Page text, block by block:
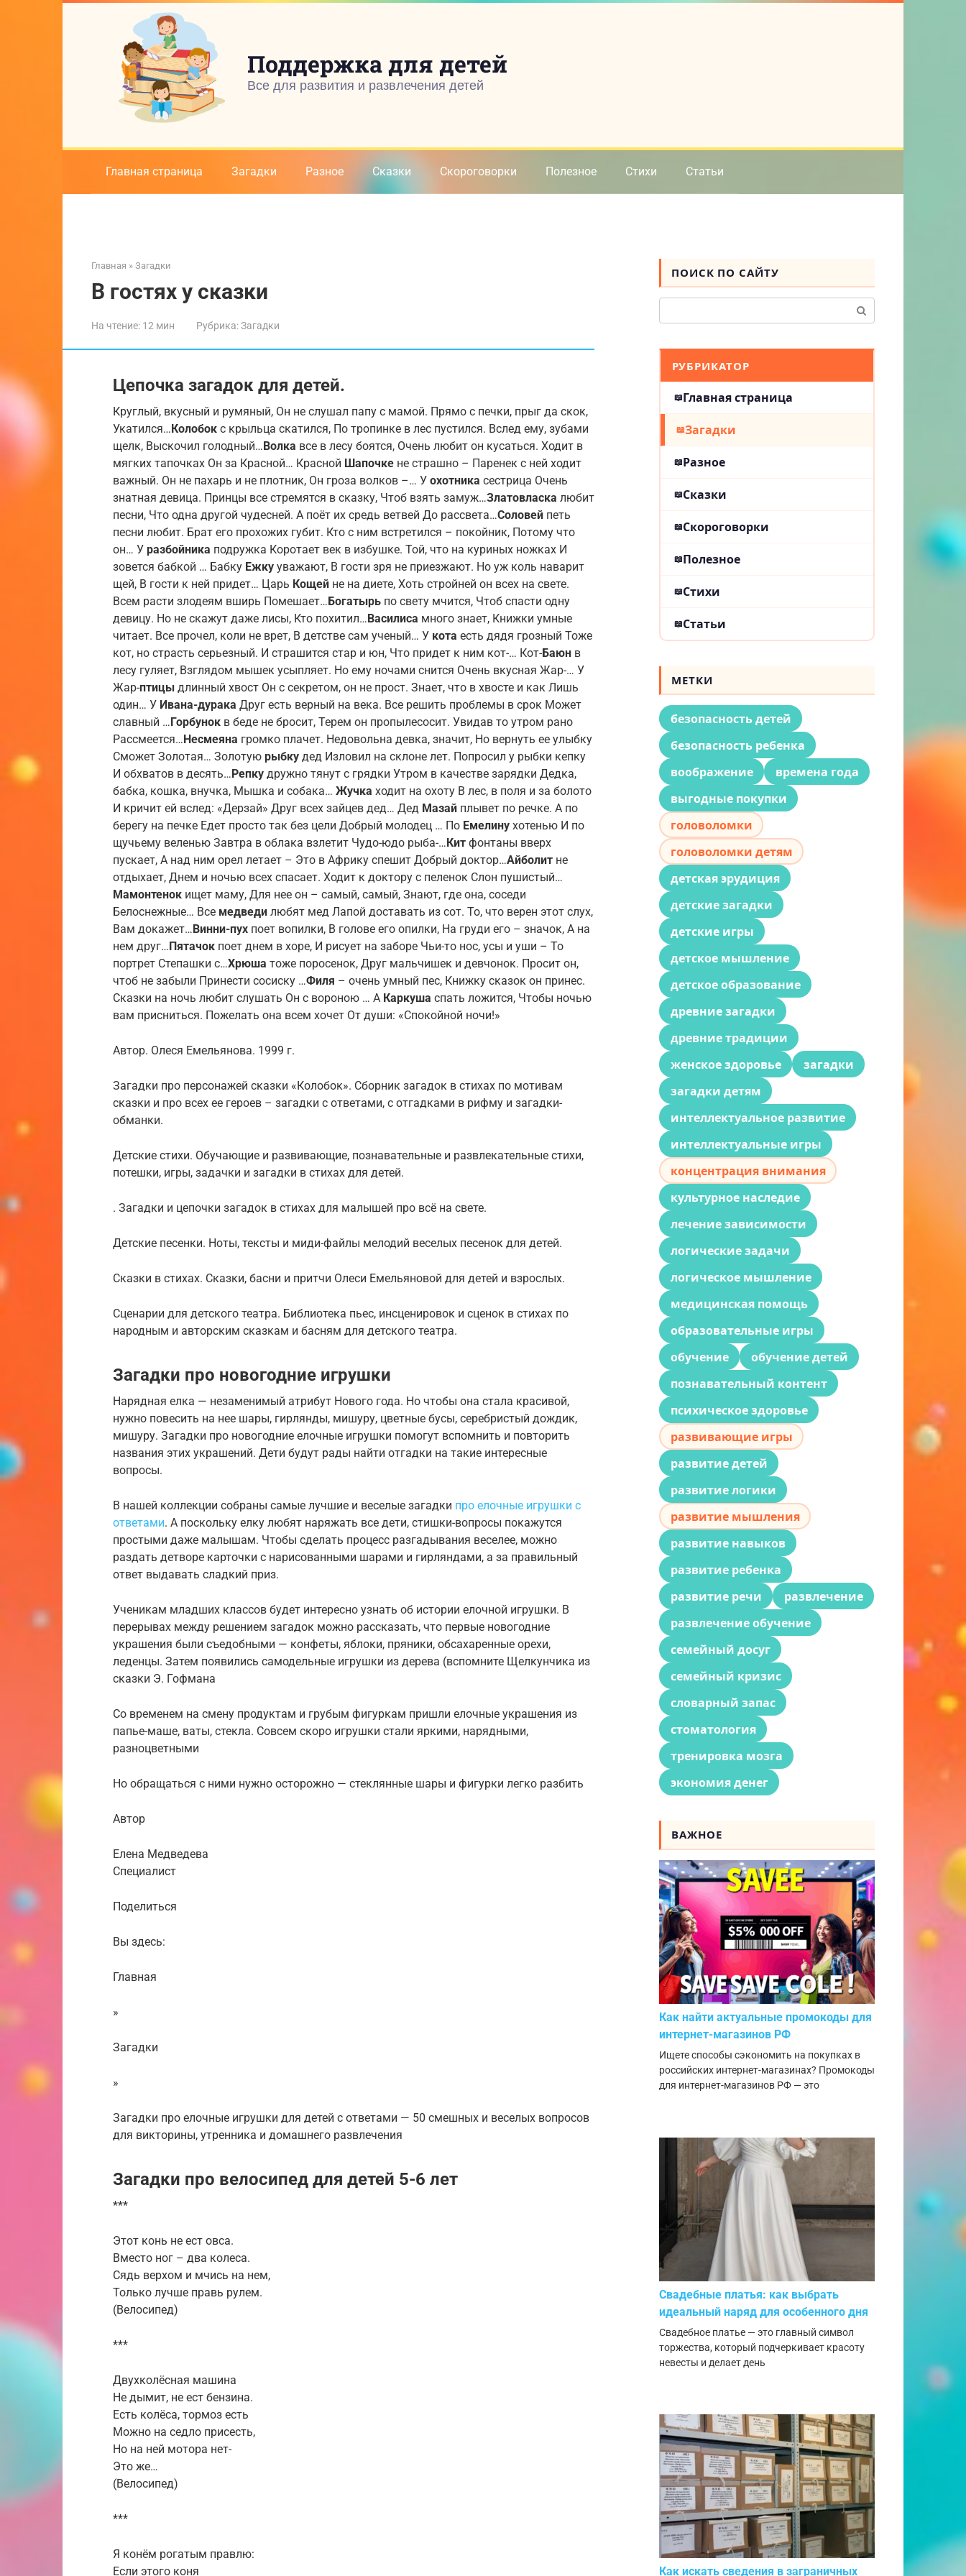
Поддержка для детей
Все для развития и развлечения детей
Главная страница Загадки Разное Сказки Скороговорки Полезное Стихи Статьи
Главная » Загадки
В гостях у сказки
На чтение: 12 мин Рубрика:Загадки
Цепочка загадок для детей.
Круглый, вкусный и румяный, Он не слушал папу с мамой. Прямо с печки, прыг да скок,
Укатился…Колобок с крыльца скатился, По тропинке в лес пустился. Вслед ему, зубами
щелк, Выскочил голодный…Волка все в лесу боятся, Очень любит он кусаться. Ходит в
мягких тапочках Он за Красной… Красной Шапочке не страшно – Паренек с ней ходит
важный. Он не пахарь и не плотник, Он гроза волков –… У охотника сестрица Очень
знатная девица. Принцы все стремятся в сказку, Чтоб взять замуж…Златовласка любит
песни, Что одна другой чудесней. А поёт их средь ветвей До рассвета…Соловей петь
песни любит. Брат его прохожих губит. Кто с ним встретился – покойник, Потому что
он… У разбойника подружка Коротает век в избушке. Той, что на куриных ножках И
зовется бабкой … Бабку Ежку уважают, В гости зря не приезжают. Но уж коль наварит
щей, В гости к ней придет… Царь Кощей не на диете, Хоть стройней он всех на свете.
Всем расти злодеям вширь Помешает…Богатырь по свету мчится, Чтоб спасти одну
девицу. Но не скажут даже лисы, Кто похитил…Василиса много знает, Книжки умные
читает. Все прочел, коли не врет, В детстве сам ученый… У кота есть дядя грозный Тоже
кот, но страсть серьезный. И страшится стар и юн, Что придет к ним кот-… Кот-Баюн в
лесу гуляет, Взглядом мышек усыпляет. Но ему ночами снится Очень вкусная Жар-… У
Жар-птицы длинный хвост Он с секретом, он не прост. Знает, что в хвосте и как Лишь
один… У Ивана-дурака Друг есть верный на века. Все решить проблемы в срок Может
славный …Горбунок в беде не бросит, Терем он пропылесосит. Увидав то утром рано
Рассмеется…Несмеяна громко плачет. Недовольна девка, значит, Но вернуть ее улыбку
Сможет Золотая… Золотую рыбку дед Изловил на склоне лет. Попросил у рыбки кепку
И обхватов в десять…Репку дружно тянут с грядки Утром в качестве зарядки Дедка,
бабка, кошка, внучка, Мышка и собака… Жучка ходит на охоту В лес, в поля и за болото
И кричит ей вслед: «Дерзай» Друг всех зайцев дед… Дед Мазай плывет по речке. А по
берегу на печке Едет просто так без цели Добрый молодец … По Емелину хотенью И по
щучьему веленью Завтра в облака взлетит Чудо-юдо рыба-…Кит фонтаны вверх
пускает, А над ним орел летает – Это в Африку спешит Добрый доктор…Айболит не
отдыхает, Днем и ночью всех спасает. Ходит к доктору с пеленок Слон пушистый…
Мамонтенок ищет маму, Для нее он – самый, самый, Знают, где она, соседи
Белоснежные… Все медведи любят мед Лапой доставать из сот. То, что верен этот слух,
Вам докажет…Винни-пух поет вопилки, В голове его опилки, На груди его – значок, А на
нем друг…Пятачок поет днем в хоре, И рисует на заборе Чьи-то нос, усы и уши – То
портрет Степашки с…Хрюша тоже поросенок, Друг мальчишек и девчонок. Просит он,
чтоб не забыли Принести сосиску …Филя – очень умный пес, Книжку сказок он принес.
Сказки на ночь любит слушать Он с вороною … А Каркуша спать ложится, Чтобы ночью
вам присниться. Пожелать она всем хочет От души: «Спокойной ночи!»
Автор. Олеся Емельянова. 1999 г.
Загадки про персонажей сказки «Колобок». Сборник загадок в стихах по мотивам
сказки и про всех ее героев – загадки с ответами, с отгадками в рифму и загадки-
обманки.
Детские стихи. Обучающие и развивающие, познавательные и развлекательные стихи,
потешки, игры, задачки и загадки в стихах для детей.
. Загадки и цепочки загадок в стихах для малышей про всё на свете.
Детские песенки. Ноты, тексты и миди-файлы мелодий веселых песенок для детей.
Сказки в стихах. Сказки, басни и притчи Олеси Емельяновой для детей и взрослых.
Сценарии для детского театра. Библиотека пьес, инсценировок и сценок в стихах по
народным и авторским сказкам и басням для детского театра.
Загадки про новогодние игрушки
Нарядная елка — незаменимый атрибут Нового года. Но чтобы она стала красивой,
нужно повесить на нее шары, гирлянды, мишуру, цветные бусы, серебристый дождик,
мишуру. Загадки про новогодние елочные игрушки помогут вспомнить и повторить
названия этих украшений. Дети будут рады найти отгадки на такие интересные
вопросы.
В нашей коллекции собраны самые лучшие и веселые загадки про елочные игрушки с
ответами. А поскольку елку любят наряжать все дети, стишки-вопросы покажутся
простыми даже малышам. Чтобы сделать процесс разгадывания веселее, можно
раздать детворе карточки с нарисованными шарами и гирляндами, а за правильный
ответ выдавать сладкий приз.
Ученикам младших классов будет интересно узнать об истории елочной игрушки. В
перерывах между решением загадок можно рассказать, что первые новогодние
украшения были съедобными — конфеты, яблоки, пряники, обсахаренные орехи,
леденцы. Затем появились самодельные игрушки из дерева (вспомните Щелкунчика из
сказки Э. Гофмана
Со временем на смену продуктам и грубым фигуркам пришли елочные украшения из
папье-маше, ваты, стекла. Совсем скоро игрушки стали яркими, нарядными,
разноцветными
Но обращаться с ними нужно осторожно — стеклянные шары и фигурки легко разбить
Автор
Елена Медведева
Специалист
Поделиться
Вы здесь:
Главная
»
Загадки
»
Загадки про елочные игрушки для детей с ответами — 50 смешных и веселых вопросов
для викторины, утренника и домашнего развлечения
Загадки про велосипед для детей 5-6 лет
***
Этот конь не ест овса.
Вместо ног – два колеса.
Сядь верхом и мчись на нем,
Только лучше правь рулем.
(Велосипед)
***
Двухколёсная машина
Не дымит, не ест бензина.
Есть колёса, тормоз есть
Можно на седло присесть,
Но на ней мотора нет-
Это же…
(Велосипед)
***
Я конём рогатым правлю:
Если этого коня
ПОИСК ПО САЙТУ
РУБРИКАТОР
Главная страница
Загадки
Разное
Сказки
Скороговорки
Полезное
Стихи
Статьи
МЕТКИ
безопасность детей
безопасность ребенка
воображение
времена года
выгодные покупки
головоломки
головоломки детям
детская эрудиция
детские загадки
детские игры
детское мышление
детское образование
древние загадки
древние традиции
женское здоровье
загадки
загадки детям
интеллектуальное развитие
интеллектуальные игры
концентрация внимания
культурное наследие
лечение зависимости
логические задачи
логическое мышление
медицинская помощь
образовательные игры
обучение
обучение детей
познавательный контент
психическое здоровье
развивающие игры
развитие детей
развитие логики
развитие мышления
развитие навыков
развитие ребенка
развитие речи
развлечение
развлечение обучение
семейный досуг
семейный кризис
словарный запас
стоматология
тренировка мозга
экономия денег
ВАЖНОЕ
Как найти актуальные промокоды для
интернет-магазинов РФ
Ищете способы сэкономить на покупках в
российских интернет-магазинах? Промокоды
для интернет-магазинов РФ — это
Свадебные платья: как выбрать
идеальный наряд для особенного дня
Свадебное платье — это главный символ
торжества, который подчеркивает красоту
невесты и делает день
Как искать сведения в заграничных